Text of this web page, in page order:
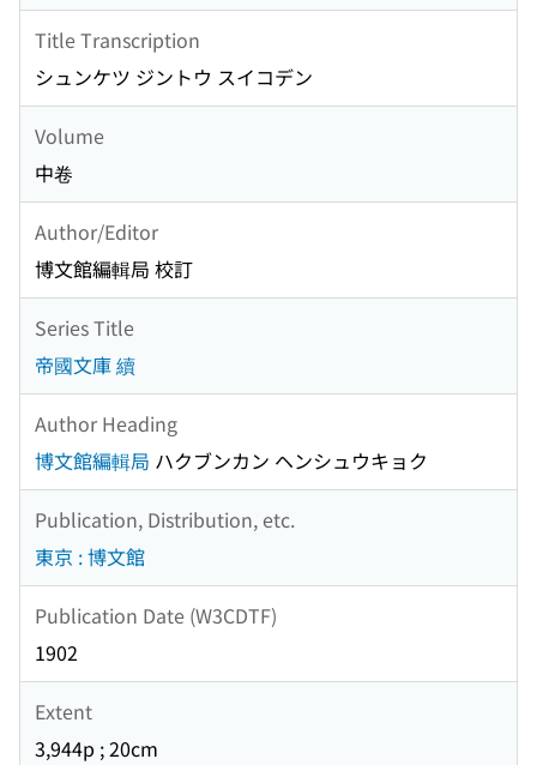
Title Transcription
シュンケツ ジントウ スイコデン
Volume
中卷
Author/Editor
博文館編輯局 校訂
Series Title
帝國文庫 續
Author Heading
博文館編輯局 ハクブンカン ヘンシュウキョク
Publication, Distribution, etc.
東京 : 博文館
Publication Date (W3CDTF)
1902
Extent
3,944p ; 20cm